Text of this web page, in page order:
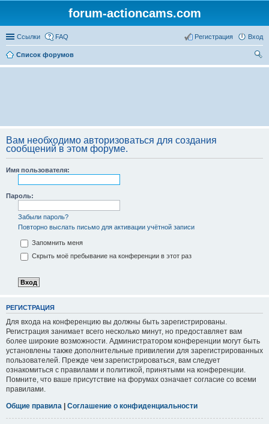
forum-actioncams.com
Ссылки FAQ Вход
Регистрация
Список форумов
ои
Вам необходимо авторизоваться для создания
сообщений в этом форуме.
Имя пользователя:
Пароль:
Забыли пароль?
Повторно выслать письмо для активации учётной записи
Запомнить меня
Скрыть моё пребывание на конференции в этот раз
РЕГИСТРАЦИЯ
Для входа на конференцию вы должны быть зарегистрированы.
Регистрация занимает всего несколько минут, но предоставляет вам
более широкие возможности. Администратором конференции могут быть
установлены также дополнительные привилегии для зарегистрированных
пользователей. Прежде чем зарегистрироваться, вам следует
ознакомиться с правилами и политикой, принятыми на конференции.
Помните, что ваше присутствие на форумах означает согласие со всеми
правилами.
Общие правила | Соглашение о конфиденциальности